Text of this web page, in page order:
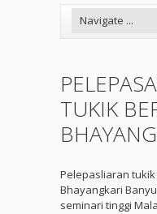
TUKIK
Pelepasliaran
Bhayangkari
seminari tinggi